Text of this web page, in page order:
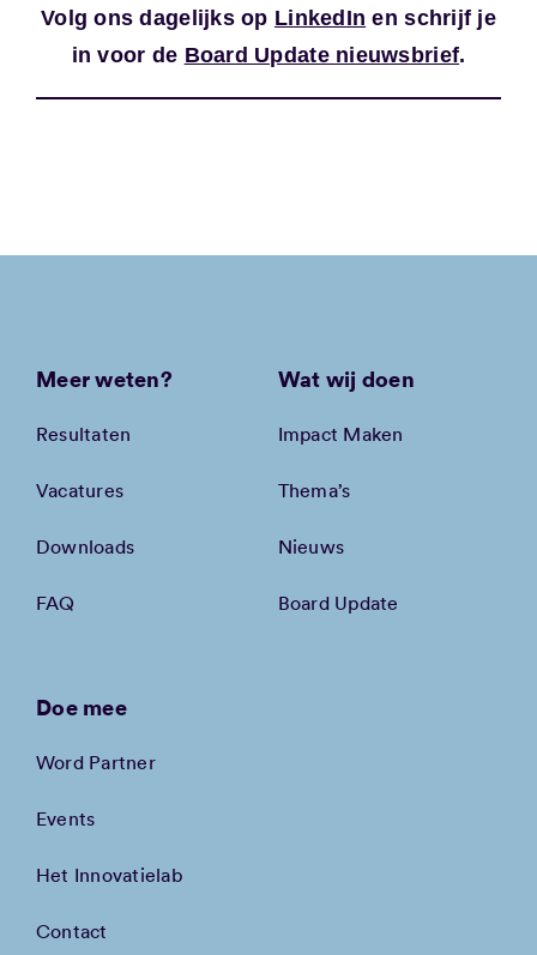
Volg ons dagelijks op LinkedIn en schrijf je
in voor de Board Update nieuwsbrief.
Meer weten?
Resultaten
Vacatures
Downloads
FAQ
Wat wij doen
Impact Maken
Thema’s
Nieuws
Board Update
Doe mee
Word Partner
Events
Het Innovatielab
Contact